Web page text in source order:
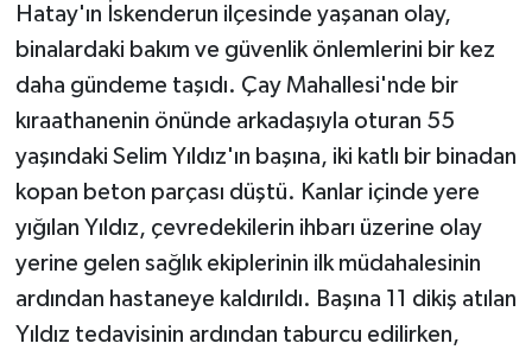
Hatay'ın İskenderun ilçesinde yaşanan olay,
binalardaki bakım ve güvenlik önlemlerini bir kez
daha gündeme taşıdı. Çay Mahallesi'nde bir
kıraathanenin önünde arkadaşıyla oturan 55
yaşındaki Selim Yıldız'ın başına, iki katlı bir binadan
kopan beton parçası düştü. Kanlar içinde yere
yığılan Yıldız, çevredekilerin ihbarı üzerine olay
yerine gelen sağlık ekiplerinin ilk müdahalesinin
ardından hastaneye kaldırıldı. Başına 11 dikiş atılan
Yıldız tedavisinin ardından taburcu edilirken,
SürManşet
Teknoloji
KAHRAMANMARAŞ